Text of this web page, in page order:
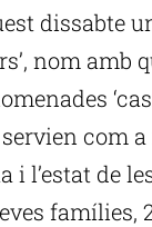
dissabte
nom
com
i l’estat de
famílies,